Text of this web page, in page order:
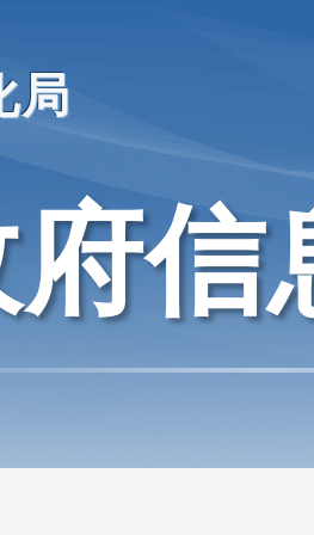
局
信